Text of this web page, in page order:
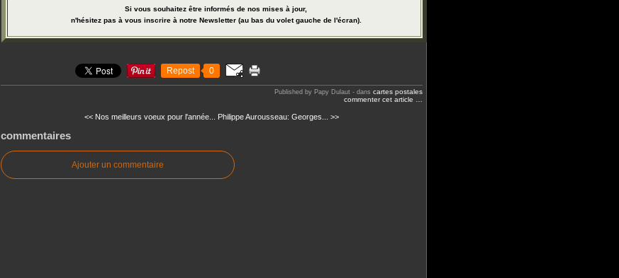
Si vous souhaitez être informés de nos mises à jour,
n'hésitez pas à vous inscrire à notre Newsletter (au bas du volet gauche de l'écran).
Repost 0
Published by Papy Dulaut - dans cartes postales
commenter cet article
<< Nos meilleurs voeux pour l'année... Philippe Aurousseau: Georges... >>
commentaires
Ajouter un commentaire